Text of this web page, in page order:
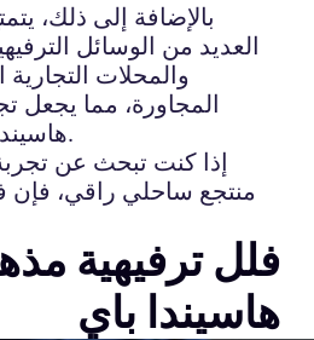
بالإضافة إلى ذلك،
العديد من الوسائل
والمحلات
المجاورة، مما يجعل
هاسيندا باي تجربة لا تنسى.
إذا كنت تبحث عن
منتجع ساحلي راقي، فإن
فلل ترفيهية
هاسيندا باي